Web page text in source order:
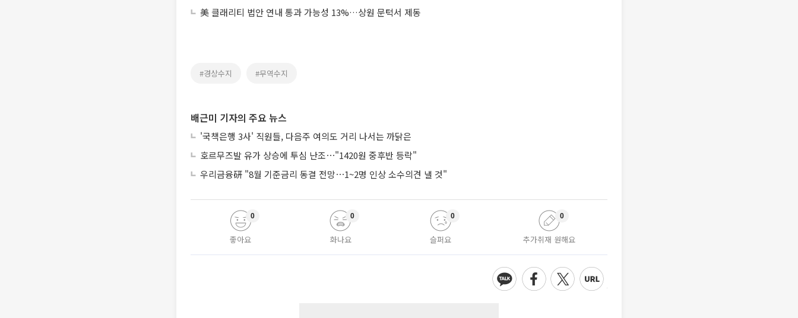
美 클래리티 법안 연내 통과 가능성 13%…상원 문턱서 제동
#경상수지 #무역수지
배근미 기자의 주요 뉴스
'국책은행 3사' 직원들, 다음주 여의도 거리 나서는 까닭은
호르무즈발 유가 상승에 투심 난조⋯"1420원 중후반 등락"
우리금융硏 "8월 기준금리 동결 전망⋯1~2명 인상 소수의견 낼 것"
좋아요
0
화나요
0
슬퍼요
0
추가취재 원해요
0